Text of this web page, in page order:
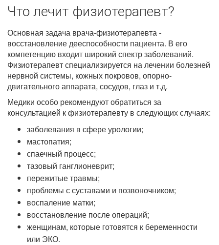
Что лечит физиотерапевт?
Основная задача врача-физиотерапевта -
восстановление дееспособности пациента. В его
компетенцию входит широкий спектр заболеваний.
Физиотерапевт специализируется на лечении болезней
нервной системы, кожных покровов, опорно-
двигательного аппарата, сосудов, глаз и т.д.
Медики особо рекомендуют обратиться за
консультацией к физиотерапевту в следующих случаях:
заболевания в сфере урологии;
мастопатия;
спаечный процесс;
тазовый ганглионеврит;
пережитые травмы;
проблемы с суставами и позвоночником;
воспаление матки;
восстановление после операций;
женщинам, которые готовятся к беременности
или ЭКО.